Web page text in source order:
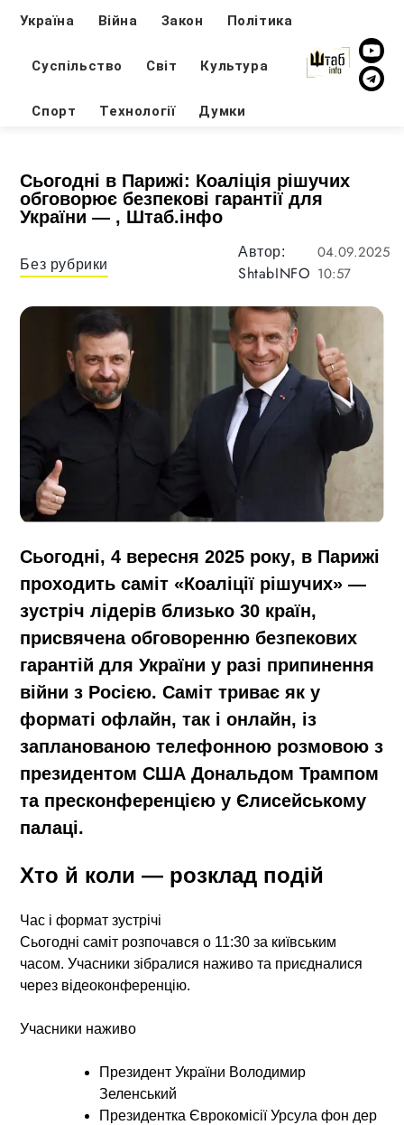
Україна Війна Закон Політика
Суспільство Світ Культура
Спорт Технології Думки
Сьогодні в Парижі: Коаліція рішучих
обговорює безпекові гарантії для
України — , Штаб.інфо
Без рубрики
Автор:
ShtabINFO
04.09.2025
10:57
Сьогодні,4 вересня 2025 року, в Парижі
проходить саміт «Коаліції рішучих» —
зустріч лідерів близько 30 країн,
присвячена обговоренню безпекових
гарантій для України у разі припинення
війни з Росією. Саміт триває як у
форматі офлайн, так і онлайн, із
запланованою телефонною розмовою з
президентом США Дональдом Трампом
та пресконференцією у Єлисейському
палаці.
Хто й коли — розклад подій
Час і формат зустрічі
Сьогодні саміт розпочався о 11:30 за київським
часом. Учасники зібралися наживо та приєдналися
через відеоконференцію.
Учасники наживо
Президент України Володимир
Зеленський
Президентка ЄврокомісіїУрсула фон дер